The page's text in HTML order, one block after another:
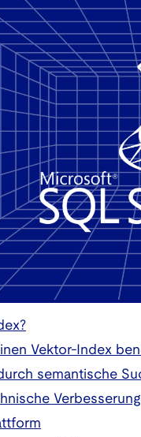
Vektor-Index
semantische